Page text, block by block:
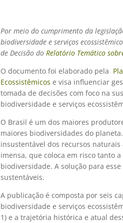
Por meio do cumprimento da
biodiversidade e serviços
de Decisão do Relatório Temático
O documento foi elaborado pela
Ecossistêmicos e visa influenciar
tomada de decisões com foco na
biodiversidade e serviços
O Brasil é um dos maiores
maiores biodiversidades do
insustentável dos recursos
imensa, que coloca em risco tanto
biodiversidade. A solução para
sustentáveis.
A publicação é composta por seis
biodiversidade e serviços
1) e a trajetória histórica e atual